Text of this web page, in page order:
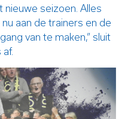
seizoen. Alles
aan de trainers en de
van te maken,” sluit